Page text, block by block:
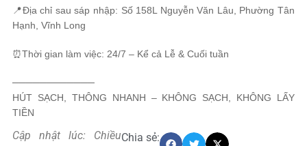
📍Địa chỉ sau sáp nhập: Số 158L Nguyễn Văn Lâu, Phường Tân
Hạnh, Vĩnh Long
⏰Thời gian làm việc: 24/7 – Kể cả Lễ & Cuối tuần
────────────
HÚT SẠCH, THÔNG NHANH – KHÔNG SẠCH, KHÔNG LẤY
TIỀN
Cập nhật lúc: ChiềuChia sẻ: